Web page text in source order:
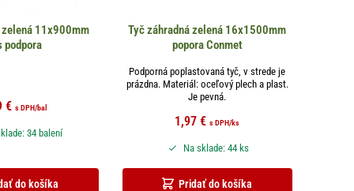
zelená 11x900mm
podpora
€ s DPH/bal
do košíka
34 balení
Tyč záhradná zelená 16x1500mm
popora Conmet
Podporná poplastovaná tyč, v strede je
prázdna. Materiál: oceľový plech a plast.
Je pevná.
1,97€ s DPH/ks
Pridať do košíka
Na sklade: 44 ks